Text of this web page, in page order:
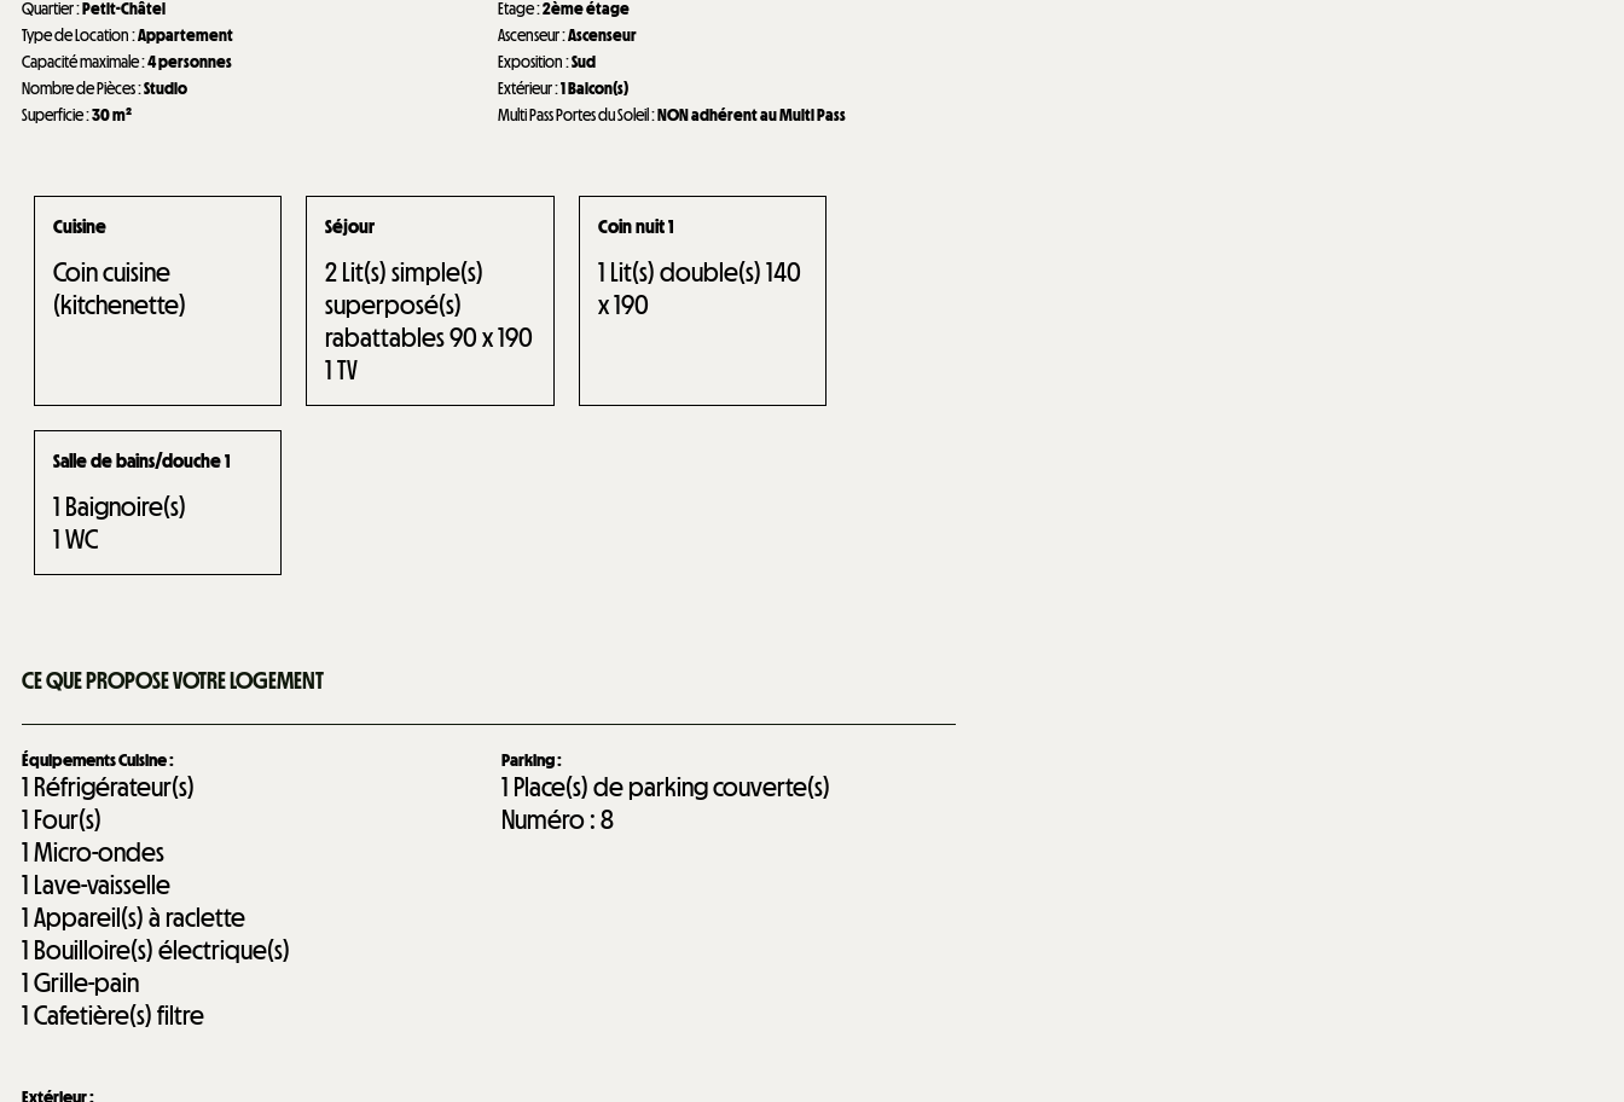
Quartier:Petit-Châtel
Type de Location:Appartement
Capacité maximale:4 personnes
Nombre de Pièces:Studio
Superficie:30m²
Etage:2ème étage
Ascenseur:Ascenseur
Exposition:Sud
Extérieur:1Balcon(s)
Multi Pass Portes du Soleil :NON adhérent au Multi Pass
Cuisine
Coin cuisine
(kitchenette)
Séjour
2Lit(s) simple(s)
superposé(s)
rabattables 90 x 190
1TV
Coin nuit 1
1 Lit(s) double(s) 140
x 190
Salle de bains/douche 1
1 Baignoire(s)
1WC
CE QUE PROPOSE VOTRE LOGEMENT
Équipements Cuisine:
1 Réfrigérateur(s)
1 Four(s)
1Micro-ondes
1 Lave-vaisselle
1Appareil(s) à raclette
1 Bouilloire(s) électrique(s)
1Grille-pain
1Cafetière(s) filtre
Extérieur:
Parking:
1 Place(s) de parking couverte(s)
Numéro :8